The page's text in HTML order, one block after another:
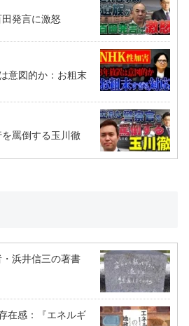
田発言に激怒
意図的か：お粗末
罵倒する玉川徹
浜井信三の著書
在感：『エネルギ